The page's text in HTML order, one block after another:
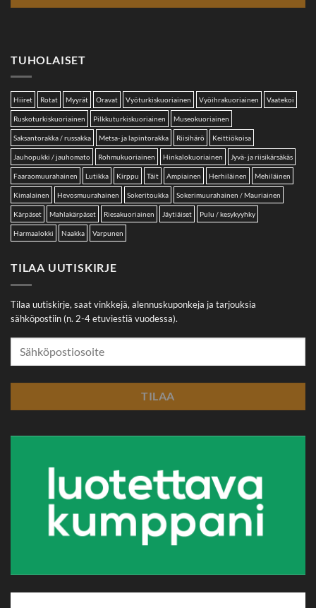
TUHOLAISET
Hiiret Rotat Myyrät Oravat Vyöturkiskuoriainen Vyöihrakuoriainen Vaatekoi
Ruskoturkiskuoriainen Pilkkuturkiskuoriainen Museokuoriainen
Saksantorakka / russakka Metsa- ja lapintorakka Riisihärö Keittiökoisa
Jauhopukki / jauhomato Rohmukuoriainen Hinkalokuoriainen Jyvä- ja riisikärsäkäs
Faaraomuurahainen Lutikka Kirppu Täit Ampiainen Herhiläinen Mehiläinen
Kimalainen Hevosmuurahainen Sokeritoukka Sokerimuurahainen / Mauriainen
Kärpäset Mahlakärpäset Riesakuoriainen Jäytiäiset Pulu / kesykyyhky
Harmaalokki Naakka Varpunen
TILAA UUTISKIRJE
Tilaa uutiskirje, saat vinkkejä, alennuskuponkeja ja tarjouksia
sähköpostiin (n. 2-4 etuviestiä vuodessa).